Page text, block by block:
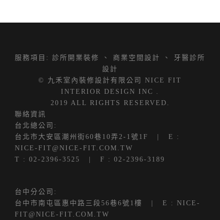
服務項目: 診所開業裝修 、 商業空間設計 、
牙醫診所
設計
© 九禾室內裝修設計有限公司 NICE FIT
INTERIOR DESIGN INC .
2019 ALL RIGHTS RESERVED.
聯絡資訊
台北總公司:
台北市大安區潮州街60巷10弄2-1號1F
| E :
NICE-FIT@NICE-FIT.COM.TW
T : 02-2396-3525 | F : 02-2396-3189
台中分公司:
台中市南屯區惠中路三段56巷6號1樓
| E : NICE-
FIT@NICE-FIT.COM.TW